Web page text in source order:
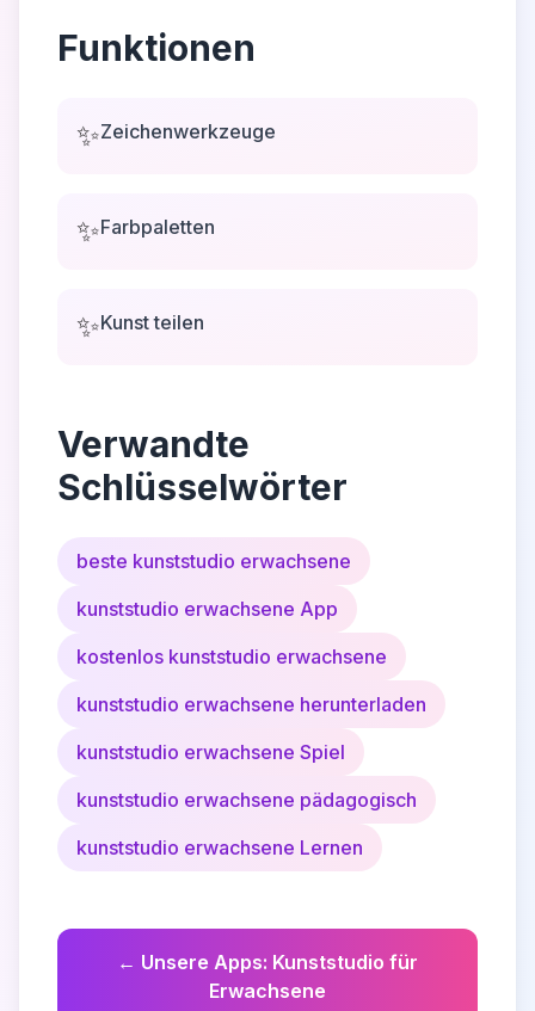
Funktionen
✨Zeichenwerkzeuge
✨Farbpaletten
✨Kunst teilen
Verwandte
Schlüsselwörter
beste kunststudio erwachsene
kunststudio erwachsene App
kostenlos kunststudio erwachsene
kunststudio erwachsene herunterladen
kunststudio erwachsene Spiel
kunststudio erwachsene pädagogisch
kunststudio erwachsene Lernen
← Unsere Apps: Kunststudio für
Erwachsene